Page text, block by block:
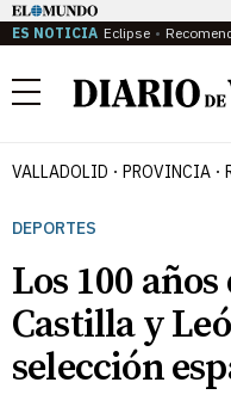
ES NOTICIA Eclipse
Menú
VALLADOLID PROVINCIA
DEPORTES
Los 100
Castilla y
selección